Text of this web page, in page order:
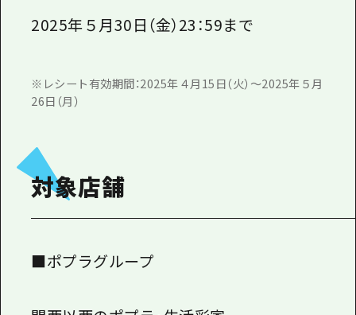
2025年５月30日（金）23：59まで
※レシート有効期間：2025年４月15日（火）～2025年５月
26日（月）
対象店舗
■ポプラグループ